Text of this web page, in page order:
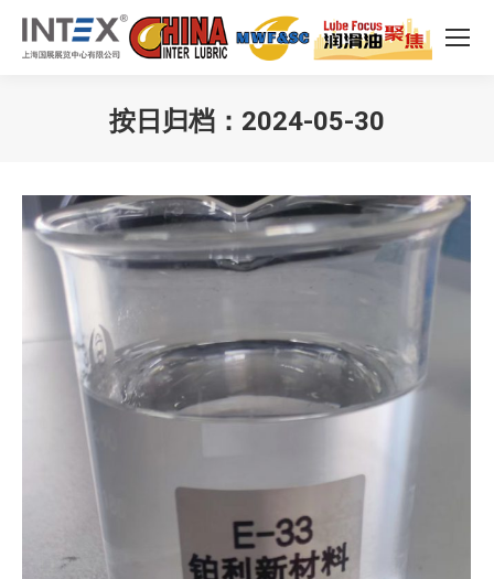
按日归档： 2024-05-30